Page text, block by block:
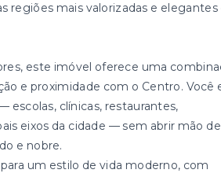
regiões mais valorizadas e elegantes
este imóvel oferece uma
e proximidade com o Centro. Você
escolas, clínicas, restaurantes,
eixos da cidade — sem abrir mão de
e nobre.
um estilo de vida moderno, com